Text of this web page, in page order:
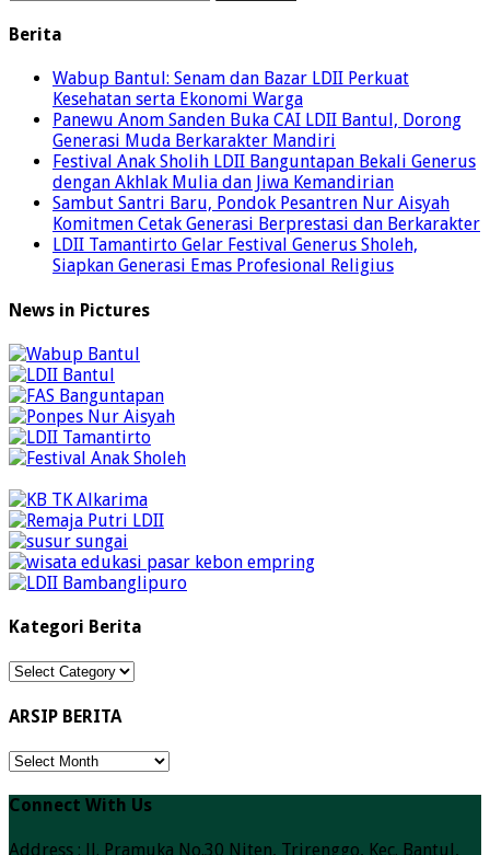
Berita
Wabup Bantul: Senam dan Bazar LDII Perkuat
Kesehatan serta Ekonomi Warga
Panewu Anom Sanden Buka CAI LDII Bantul, Dorong
Generasi Muda Berkarakter Mandiri
Festival Anak Sholih LDII Banguntapan Bekali Generus
dengan Akhlak Mulia dan Jiwa Kemandirian
Sambut Santri Baru, Pondok Pesantren Nur Aisyah
Komitmen Cetak Generasi Berprestasi dan Berkarakter
LDII Tamantirto Gelar Festival Generus Sholeh,
Siapkan Generasi Emas Profesional Religius
News in Pictures
Kategori Berita
Kategori
ARSIP BERITA
ARSIP
Connect With Us
Address : Jl. Pramuka No.30 Niten, Trirenggo, Kec. Bantul,